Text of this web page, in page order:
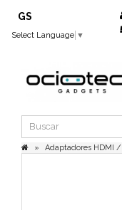
GS
Select Language ▼
Adaptadores HDMI /